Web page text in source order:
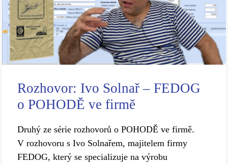
Rozhovor: Ivo Solnař – FEDOG
o POHODĚ ve firmě
Druhý ze série rozhovorů o POHODĚ ve firmě.
V rozhovoru s Ivo Solnařem, majitelem firmy
FEDOG, který se specializuje na výrobu